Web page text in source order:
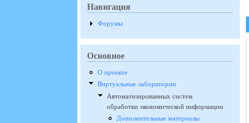
Навигация
Форумы
Основное
О проекте
Виртуальные лаборатории
Автоматизированных систем
обработки экономической информации
Дополнительные материалы